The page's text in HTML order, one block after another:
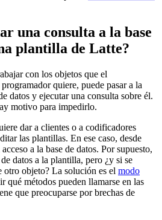
una consulta a la base
plantilla de Latte?
con los objetos que el
quiere, puede pasar a la
datos y ejecutar una consulta sobre él.
motivo para impedirlo.
dar a clientes o a codificadores
las plantillas. En ese caso, desde
a la base de datos. Por supuesto,
datos a la plantilla, pero ¿y si se
otro objeto? La solución es el modo
qué métodos pueden llamarse en las
que preocuparse por brechas de